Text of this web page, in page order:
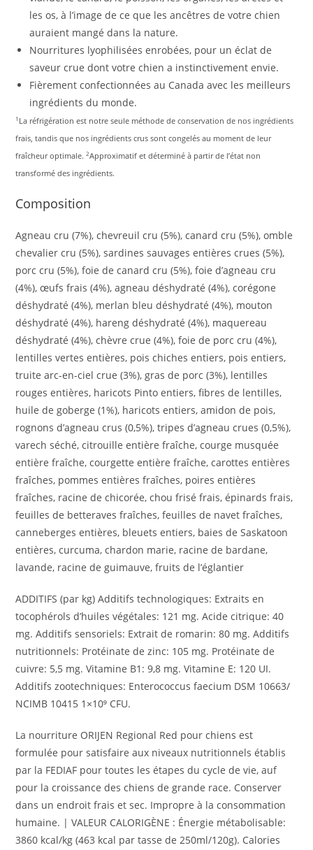
les os, à l’image de ce que les ancêtres de votre chien
auraient mangé dans la nature.
Nourritures lyophilisées enrobées, pour un éclat de
saveur crue dont votre chien a instinctivement envie.
Fièrement confectionnées au Canada avec les meilleurs
ingrédients du monde.
1 La réfrigération est notre seule méthode de conservation de nos ingrédients
frais, tandis que nos ingrédients crus sont congelés au moment de leur
fraîcheur optimale.2Approximatif et déterminé à partir de l’état non
transformé des ingrédients.
Composition
Agneau cru (7%), chevreuil cru (5%), canard cru (5%), omble
chevalier cru (5%), sardines sauvages entières crues (5%),
porc cru (5%), foie de canard cru (5%), foie d’agneau cru
(4%), œufs frais (4%), agneau déshydraté (4%), corégone
déshydraté (4%), merlan bleu déshydraté (4%), mouton
déshydraté (4%), hareng déshydraté (4%), maquereau
déshydraté (4%), chèvre crue (4%), foie de porc cru (4%),
lentilles vertes entières, pois chiches entiers, pois entiers,
truite arc-en-ciel crue (3%), gras de porc (3%), lentilles
rouges entières, haricots Pinto entiers, fibres de lentilles,
huile de goberge (1%), haricots entiers, amidon de pois,
rognons d’agneau crus (0,5%), tripes d’agneau crues (0,5%),
varech séché, citrouille entière fraîche, courge musquée
entière fraîche, courgette entière fraîche, carottes entières
fraîches, pommes entières fraîches, poires entières
fraîches, racine de chicorée, chou frisé frais, épinards frais,
feuilles de betteraves fraîches, feuilles de navet fraîches,
canneberges entières, bleuets entiers, baies de Saskatoon
entières, curcuma, chardon marie, racine de bardane,
lavande, racine de guimauve, fruits de l’églantier
ADDITIFS (par kg) Additifs technologiques: Extraits en
tocophérols d’huiles végétales: 121 mg. Acide citrique: 40
mg. Additifs sensoriels: Extrait de romarin: 80 mg. Additifs
nutritionnels: Protéinate de zinc: 105 mg. Protéinate de
cuivre: 5,5 mg. Vitamine B1: 9,8 mg. Vitamine E: 120 UI.
Additifs zootechniques: Enterococcus faecium DSM 10663/
NCIMB 10415 1×10⁹ CFU.
La nourriture ORIJEN Regional Red pour chiens est
formulée pour satisfaire aux niveaux nutritionnels établis
par la FEDIAF pour toutes les étapes du cycle de vie, auf
pour la croissance des chiens de grande race. Conserver
dans un endroit frais et sec. Impropre à la consommation
humaine. | VALEUR CALORIGÈNE : Énergie métabolisable:
3860 kcal/kg (463 kcal par tasse de 250ml/120g). Calories